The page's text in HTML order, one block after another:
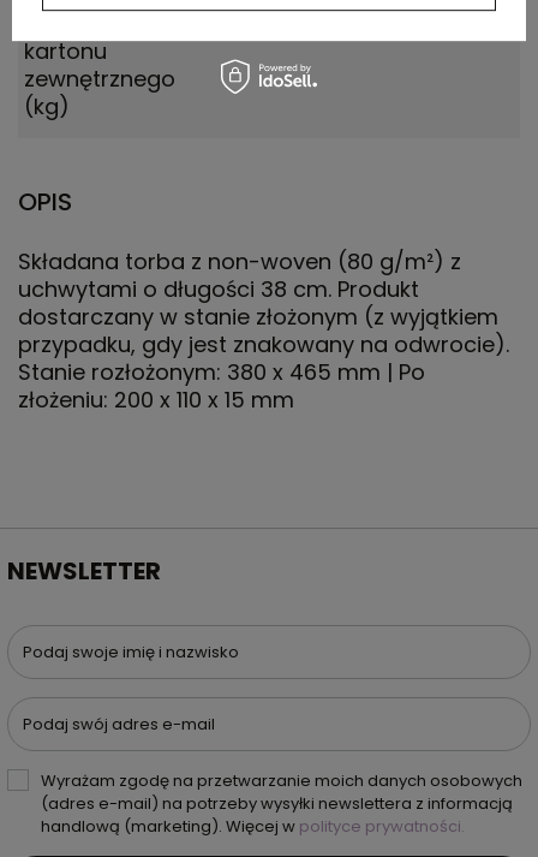
kartonu
zewnętrznego
(kg)
OPIS
Składana torba z non-woven (80 g/m²) z
uchwytami o długości 38 cm. Produkt
dostarczany w stanie złożonym (z wyjątkiem
przypadku, gdy jest znakowany na odwrocie).
Stanie rozłożonym: 380 x 465 mm | Po
złożeniu: 200 x 110 x 15 mm
NEWSLETTER
Podaj swoje imię i nazwisko
Podaj swój adres e-mail
Wyrażam zgodę na przetwarzanie moich danych osobowych
(adres e-mail) na potrzeby wysyłki newslettera z informacją
handlową (marketing). Więcej w polityce prywatności.